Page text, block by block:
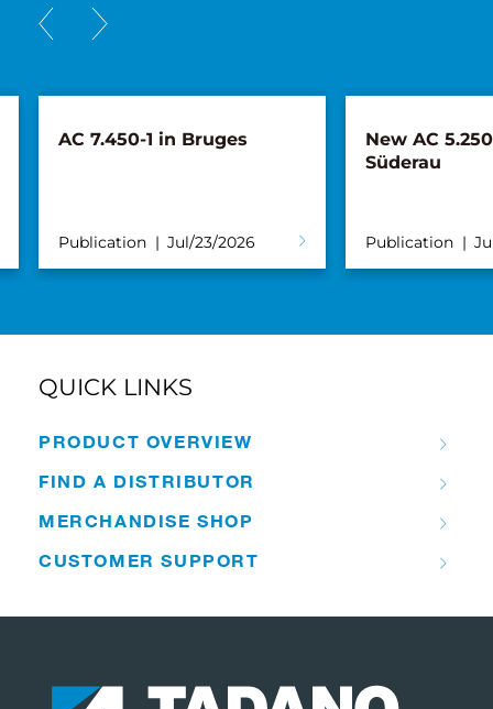
AC 7.450-1 in Bruges
Publication Jul/23/2026
New AC
Süderau
Publication
QUICK LINKS
PRODUCT OVERVIEW
FIND A DISTRIBUTOR
MERCHANDISE SHOP
CUSTOMER SUPPORT